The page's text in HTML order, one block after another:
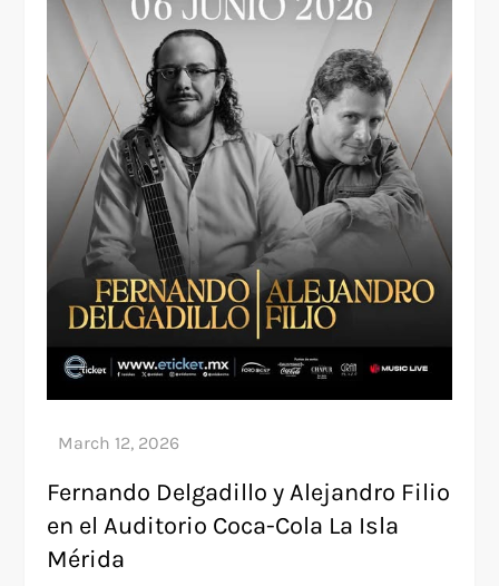
Fernando Delgadillo y Alejandro Filio
en el Auditorio Coca-Cola La Isla
Mérida